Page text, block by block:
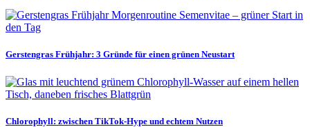
Gerstengras Frühjahr: 3 Gründe für einen grünen Neustart
Chlorophyll: zwischen TikTok-Hype und echtem Nutzen